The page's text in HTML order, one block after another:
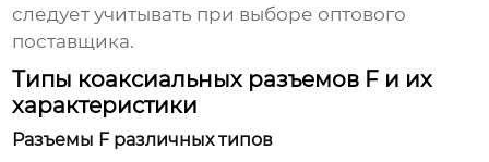
следует учитывать при выборе оптового
поставщика.
Типы коаксиальных разъемов F и их
характеристики
Разъемы F различных типов